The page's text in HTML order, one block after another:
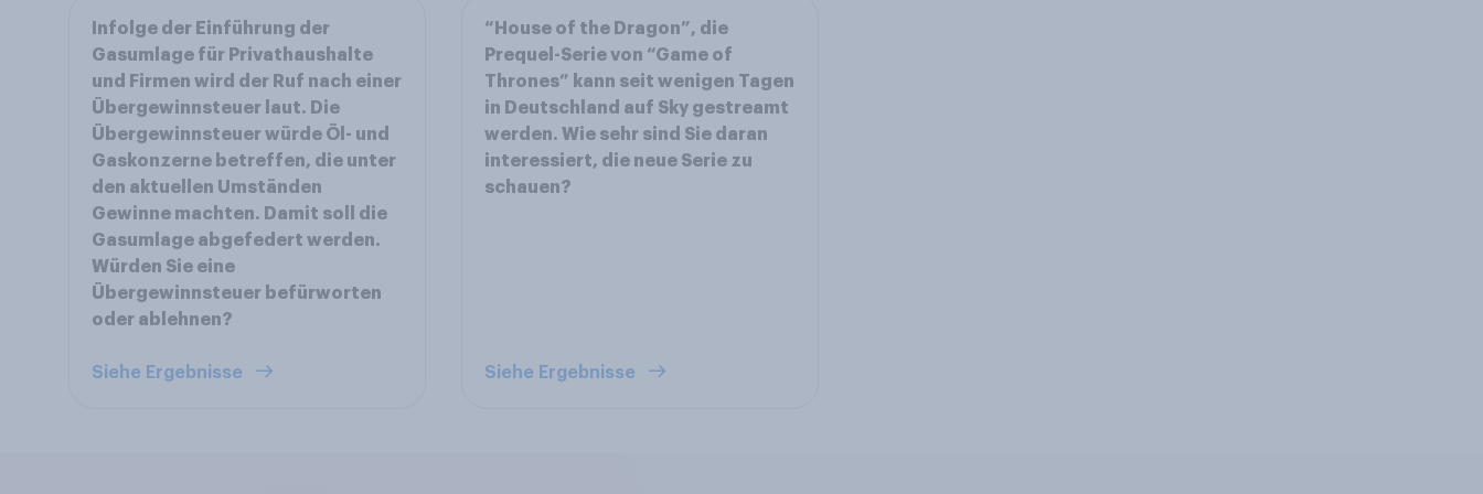
Infolge der Einführung der
Gasumlage für Privathaushalte
und Firmen wird der Ruf nach einer
Übergewinnsteuer laut. Die
Übergewinnsteuer würde Öl- und
Gaskonzerne betreffen, die unter
den aktuellen Umständen
Gewinne machten. Damit soll die
Gasumlage abgefedert werden.
Würden Sie eine
Übergewinnsteuer befürworten
oder ablehnen?
Siehe Ergebnisse
“House of the Dragon”, die
Prequel-Serie von “Game of
Thrones” kann seit wenigen Tagen
in Deutschland auf Sky gestreamt
werden. Wie sehr sind Sie daran
interessiert, die neue Serie zu
schauen?
Siehe Ergebnisse